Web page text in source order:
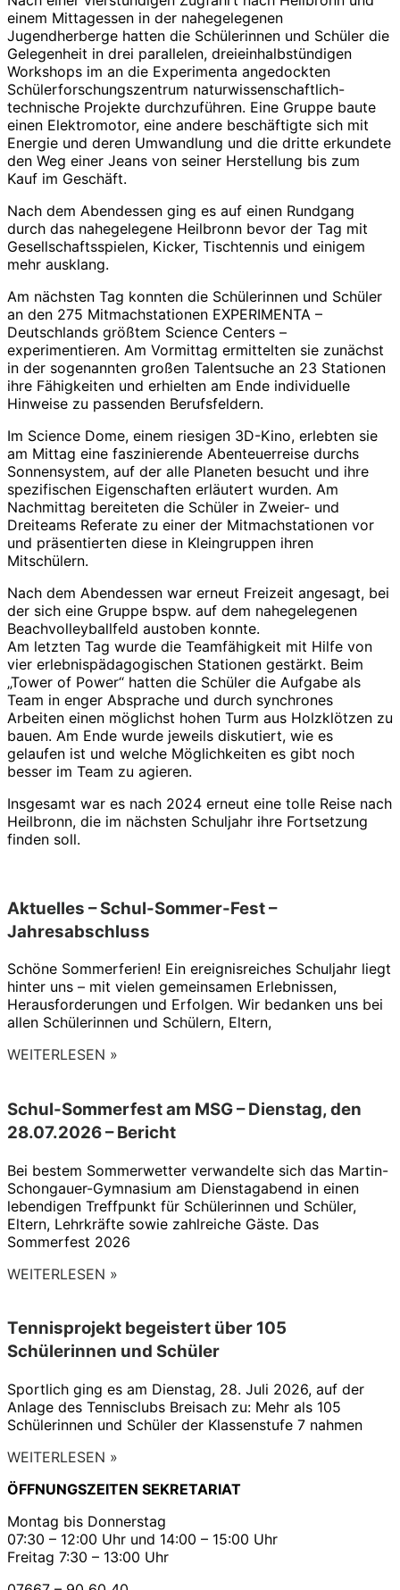
einem Mittagessen in der nahegelegenen
Jugendherberge hatten die Schülerinnen und Schüler die
Gelegenheit in drei parallelen, dreieinhalbstündigen
Workshops im an die Experimenta angedockten
Schülerforschungszentrum naturwissenschaftlich-
technische Projekte durchzuführen. Eine Gruppe baute
einen Elektromotor, eine andere beschäftigte sich mit
Energie und deren Umwandlung und die dritte erkundete
den Weg einer Jeans von seiner Herstellung bis zum
Kauf im Geschäft.
Nach dem Abendessen ging es auf einen Rundgang
durch das nahegelegene Heilbronn bevor der Tag mit
Gesellschaftsspielen, Kicker, Tischtennis und einigem
mehr ausklang.
Am nächsten Tag konnten die Schülerinnen und Schüler
an den 275 Mitmachstationen EXPERIMENTA –
Deutschlands größtem Science Centers –
experimentieren. Am Vormittag ermittelten sie zunächst
in der sogenannten großen Talentsuche an 23 Stationen
ihre Fähigkeiten und erhielten am Ende individuelle
Hinweise zu passenden Berufsfeldern.
Im Science Dome, einem riesigen 3D-Kino, erlebten sie
am Mittag eine faszinierende Abenteuerreise durchs
Sonnensystem, auf der alle Planeten besucht und ihre
spezifischen Eigenschaften erläutert wurden. Am
Nachmittag bereiteten die Schüler in Zweier- und
Dreiteams Referate zu einer der Mitmachstationen vor
und präsentierten diese in Kleingruppen ihren
Mitschülern.
Nach dem Abendessen war erneut Freizeit angesagt, bei
der sich eine Gruppe bspw. auf dem nahegelegenen
Beachvolleyballfeld austoben konnte.
Am letzten Tag wurde die Teamfähigkeit mit Hilfe von
vier erlebnispädagogischen Stationen gestärkt. Beim
„Tower of Power“ hatten die Schüler die Aufgabe als
Team in enger Absprache und durch synchrones
Arbeiten einen möglichst hohen Turm aus Holzklötzen zu
bauen. Am Ende wurde jeweils diskutiert, wie es
gelaufen ist und welche Möglichkeiten es gibt noch
besser im Team zu agieren.
Insgesamt war es nach 2024 erneut eine tolle Reise nach
Heilbronn, die im nächsten Schuljahr ihre Fortsetzung
finden soll.
Aktuelles – Schul-Sommer-Fest –
Jahresabschluss
Schöne Sommerferien! Ein ereignisreiches Schuljahr liegt
hinter uns – mit vielen gemeinsamen Erlebnissen,
Herausforderungen und Erfolgen. Wir bedanken uns bei
allen Schülerinnen und Schülern, Eltern,
WEITERLESEN »
Schul-Sommerfest am MSG – Dienstag, den
28.07.2026 – Bericht
Bei bestem Sommerwetter verwandelte sich das Martin-
Schongauer-Gymnasium am Dienstagabend in einen
lebendigen Treffpunkt für Schülerinnen und Schüler,
Eltern, Lehrkräfte sowie zahlreiche Gäste. Das
Sommerfest 2026
WEITERLESEN »
Tennisprojekt begeistert über 105
Schülerinnen und Schüler
Sportlich ging es am Dienstag, 28. Juli 2026, auf der
Anlage des Tennisclubs Breisach zu: Mehr als 105
Schülerinnen und Schüler der Klassenstufe 7 nahmen
WEITERLESEN »
ÖFFNUNGSZEITEN SEKRETARIAT
Montag bis Donnerstag
07:30 – 12:00 Uhr und 14:00 – 15:00 Uhr
Freitag 7:30 – 13:00 Uhr